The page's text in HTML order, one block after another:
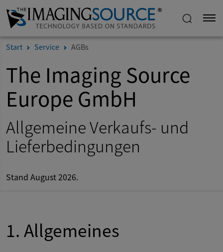
Start Service AGBs
The Imaging Source
Europe GmbH
Allgemeine Verkaufs- und
Lieferbedingungen
Stand August 2026.
1. Allgemeines